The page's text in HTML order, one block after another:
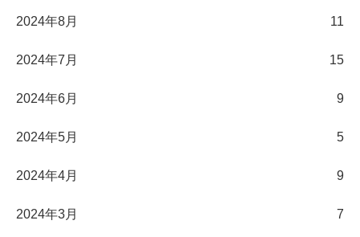
2024年8月 11
2024年7月 15
2024年6月 9
2024年5月 5
2024年4月 9
2024年3月 7